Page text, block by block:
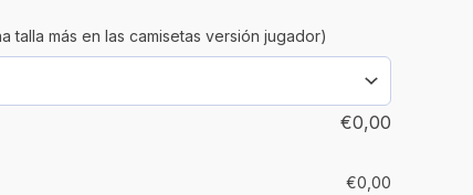
talla más en las camisetas versión jugador)
€0,00
€0,00